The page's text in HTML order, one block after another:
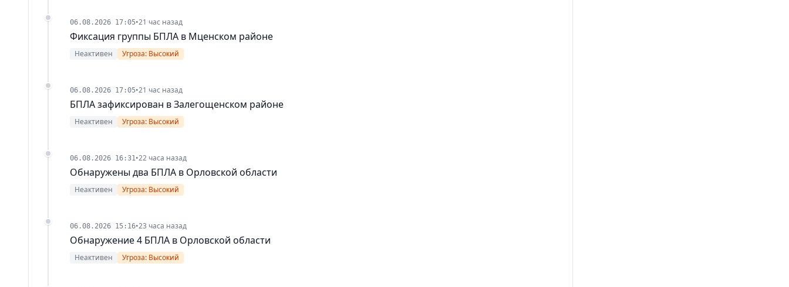
06.08.2026 17:05•21 час назад
Фиксация группы БПЛА в Мценском районе
Неактивен Угроза: Высокий
06.08.2026 17:05•21 час назад
БПЛА зафиксирован в Залегощенском районе
Неактивен Угроза: Высокий
06.08.2026 16:31 •22 часа назад
Обнаружены два БПЛА в Орловской области
Неактивен Угроза: Высокий
06.08.2026 15:16•23 часа назад
Обнаружение 4 БПЛА в Орловской области
Неактивен Угроза: Высокий